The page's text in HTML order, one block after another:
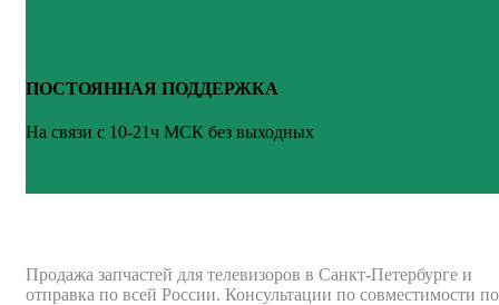
ПОСТОЯННАЯ ПОДДЕРЖКА
На связи с 10-21ч МСК без выходных
Продажа запчастей для телевизоров в Санкт-Петербурге и
отправка по всей России. Консультации по совместимости по